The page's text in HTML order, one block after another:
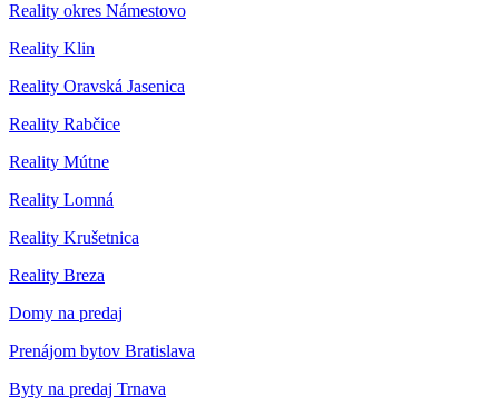
Reality okres Námestovo
Reality Klin
Reality Oravská Jasenica
Reality Rabčice
Reality Mútne
Reality Lomná
Reality Krušetnica
Reality Breza
Domy na predaj
Prenájom bytov Bratislava
Byty na predaj Trnava